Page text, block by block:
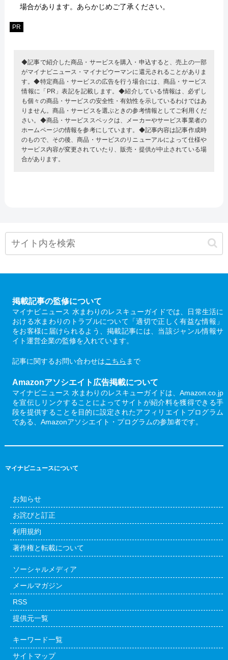
場合があります。あらかじめご了承ください。
PR
◆記事で紹介した商品・サービスを購入・申込すると、売上の一部
がマイナビニュース・マイナビウーマンに還元されることがありま
す。◆特定商品・サービスの広告を行う場合には、商品・サービス
情報に「PR」表記を記載します。◆紹介している情報は、必ずし
も個々の商品・サービスの安全性・有効性を示しているわけではあ
りません。商品・サービスを選ぶときの参考情報としてご利用くだ
さい。◆商品・サービススペックは、メーカーやサービス事業者の
ホームページの情報を参考にしています。◆記事内容は記事作成時
のもので、その後、商品・サービスのリニューアルによって仕様や
サービス内容が変更されていたり、販売・提供が中止されている場
合があります。
掲載記事の監修について
マイナビニュース 水まわりのレスキューガイドでは、日常生活に
おける水まわりのトラブルについて「適切で正しく有益な情報」
をお客様に届けられるよう、掲載記事には、当該ジャンル情報サ
イト運営企業の監修を入れています。
記事に関するお問い合わせはこちら まで
Amazonアソシエイト広告掲載について
マイナビニュース 水まわりのレスキューガイドは、Amazon.co.jp
を宣伝しリンクすることによってサイトが紹介料を獲得できる手
段を提供することを目的に設定されたアフィリエイトプログラム
である、Amazonアソシエイト・プログラムの参加者です。
マイナビニュースについて
お知らせ
お詫びと訂正
利用規約
著作権と転載について
ソーシャルメディア
メールマガジン
RSS
提供元一覧
キーワード一覧
サイトマップ